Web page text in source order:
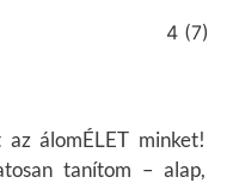
az álomÉLET minket!
tanítom – alap,